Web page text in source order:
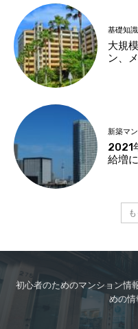
基礎知識
大規
ン、
新築マ
2021
給増
初心者のためのマンション情
めの情